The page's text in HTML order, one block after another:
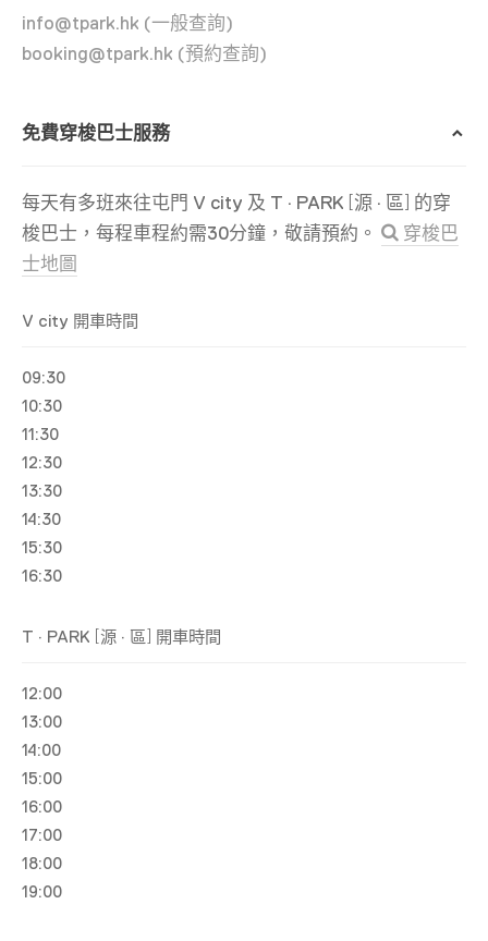
info@tpark.hk (一般查詢)
booking@tpark.hk (預約查詢)
免費穿梭巴士服務
每天有多班來往屯門 V city 及 T · PARK [源 · 區] 的穿
梭巴士，每程車程約需30分鐘，敬請預約。
穿梭巴
士地圖
V city 開車時間
09:30
10:30
11:30
12:30
13:30
14:30
15:30
16:30
T · PARK [源 · 區] 開車時間
12:00
13:00
14:00
15:00
16:00
17:00
18:00
19:00